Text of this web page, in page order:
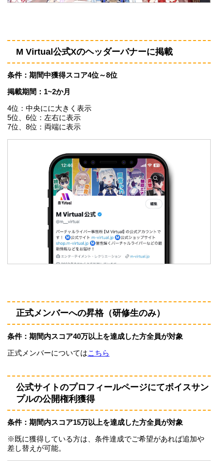
M Virtual公式Xのヘッダーバナーに掲載
条件：期間中獲得スコア4位～8位
掲載期間：1~2か月
4位：中央にに大きく表示
5位、6位：左右に表示
7位、8位：両端に表示
正式メンバーへの昇格（研修生のみ）
条件：期間内スコア40万以上を達成した方全員が対象
正式メンバーについてはこちら
公式サイトのプロフィールページにてボイスサン
プルの公開権利獲得
条件：期間内スコア15万以上を達成した方全員が対象
※既に獲得している方は、条件達成でご希望があれば追加や
差し替えが可能。